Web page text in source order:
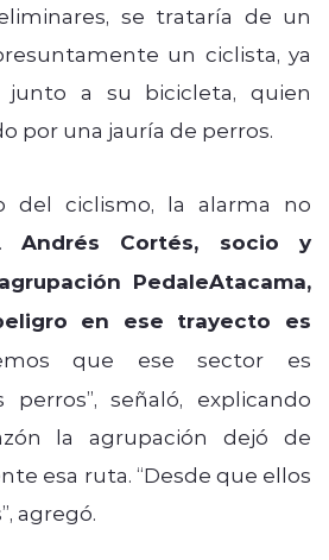
se trataría de un
un ciclista, ya
a su bicicleta, quien
por una jauría de perros.
del ciclismo, la alarma no
Andrés Cortés, socio y
PedaleAtacama,
en ese trayecto es
que ese sector es
señaló, explicando
la agrupación dejó de
esa ruta. “Desde que ellos
agregó.